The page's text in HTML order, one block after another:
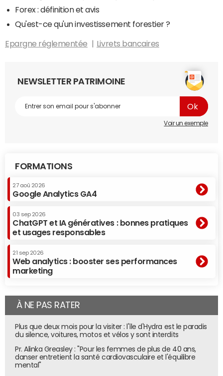
Forex : définition et avis
Qu'est-ce qu'un investissement forestier ?
Epargne réglementée Livrets bancaires
NEWSLETTER PATRIMOINE
Voir un exemple
FORMATIONS
27 aoû 2026
Google Analytics GA4
03 sep 2026
ChatGPT et IA génératives : bonnes pratiques
et usages responsables
21 sep 2026
Web analytics : booster ses performances
marketing
À NE PAS RATER
Plus que deux mois pour la visiter : l'île d'Hydra est le paradis
du silence, voitures, motos et vélos y sont interdits
Pr. Alinka Greasley : "Pour les femmes de plus de 40 ans,
danser entretient la santé cardiovasculaire et l'équilibre
mental"